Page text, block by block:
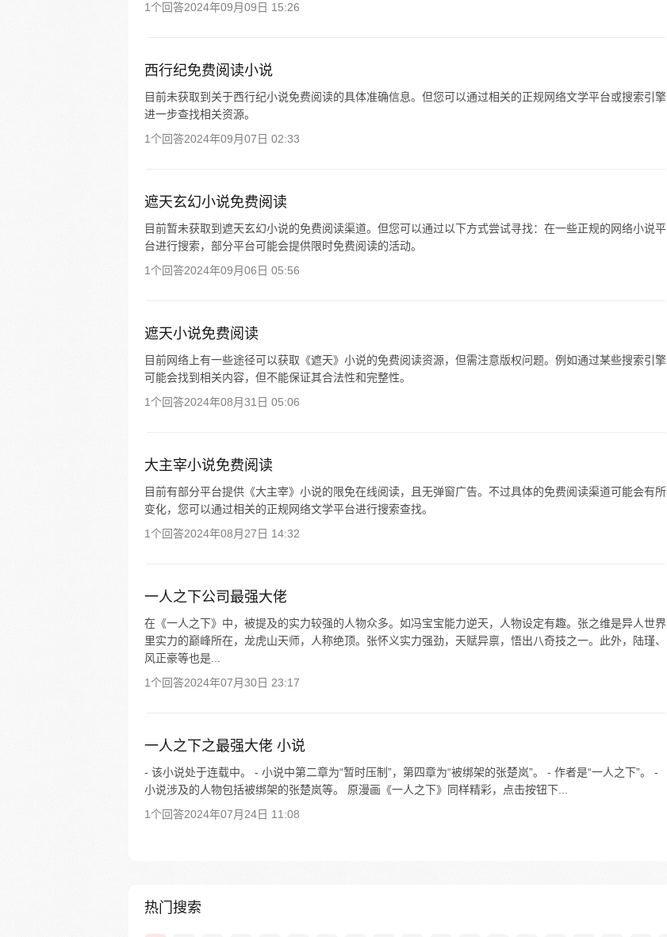
1个回答2024年09月09日 15:26
西行纪免费阅读小说
目前未获取到关于西行纪小说免费阅读的具体准确信息。但您可以通过相关的正规网络文学平台或搜索引擎
进一步查找相关资源。
1个回答2024年09月07日 02:33
遮天玄幻小说免费阅读
目前暂未获取到遮天玄幻小说的免费阅读渠道。但您可以通过以下方式尝试寻找：在一些正规的网络小说平
台进行搜索，部分平台可能会提供限时免费阅读的活动。
1个回答2024年09月06日 05:56
遮天小说免费阅读
目前网络上有一些途径可以获取《遮天》小说的免费阅读资源，但需注意版权问题。例如通过某些搜索引擎
可能会找到相关内容，但不能保证其合法性和完整性。
1个回答2024年08月31日 05:06
大主宰小说免费阅读
目前有部分平台提供《大主宰》小说的限免在线阅读，且无弹窗广告。不过具体的免费阅读渠道可能会有所
变化，您可以通过相关的正规网络文学平台进行搜索查找。
1个回答2024年08月27日 14:32
一人之下公司最强大佬
在《一人之下》中，被提及的实力较强的人物众多。如冯宝宝能力逆天，人物设定有趣。张之维是异人世界
里实力的巅峰所在，龙虎山天师，人称绝顶。张怀义实力强劲，天赋异禀，悟出八奇技之一。此外，陆瑾、
风正豪等也是...
1个回答2024年07月30日 23:17
一人之下之最强大佬 小说
- 该小说处于连载中。 - 小说中第二章为“暂时压制”，第四章为“被绑架的张楚岚”。 - 作者是“一人之下”。 -
小说涉及的人物包括被绑架的张楚岚等。 原漫画《一人之下》同样精彩，点击按钮下...
1个回答2024年07月24日 11:08
热门搜索